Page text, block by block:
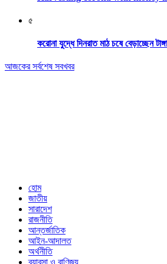
৫
করোনা যুদ্ধে দিনরাত মাঠ চষে বেড়াচ্ছেন
আজকের সর্বশেষ সবখবর
হোম
জাতীয়
সারাদেশ
রাজনীতি
আন্তর্জাতিক
আইন-আদালত
অর্থনীতি